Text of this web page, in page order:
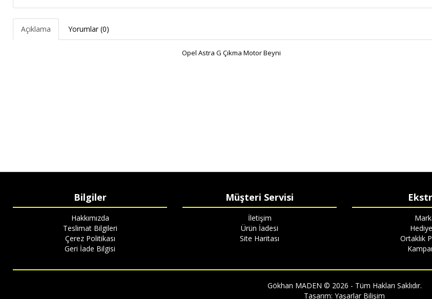
Açıklama Yorumlar (0)
Opel Astra G Çıkma Motor Beyni
Bilgiler
Hakkımızda
Teslimat Bilgileri
Çerez Politikası
Geri İade Bilgisi
Müşteri Servisi
İletişim
Ürün İadesi
Site Haritası
Ortaklık
Gökhan MADEN © 2026 - Tüm Hakları Saklıdır.
Tasarım: Yaşarlar Bilişim